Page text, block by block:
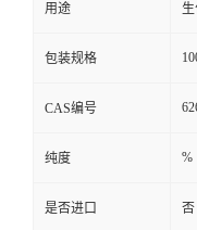
用途
包装规格
CAS编号
纯度 %
是否进口 否